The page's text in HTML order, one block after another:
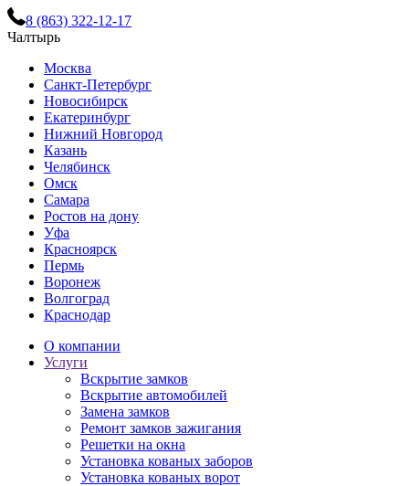
8 (863) 322-12-17
Чалтырь
Москва
Санкт-Петербург
Новосибирск
Екатеринбург
Нижний Новгород
Казань
Челябинск
Омск
Самара
Ростов на дону
Уфа
Красноярск
Пермь
Воронеж
Волгоград
Краснодар
О компании
Услуги
Вскрытие замков
Вскрытие автомобилей
Замена замков
Ремонт замков зажигания
Решетки на окна
Установка кованых заборов
Установка кованых ворот